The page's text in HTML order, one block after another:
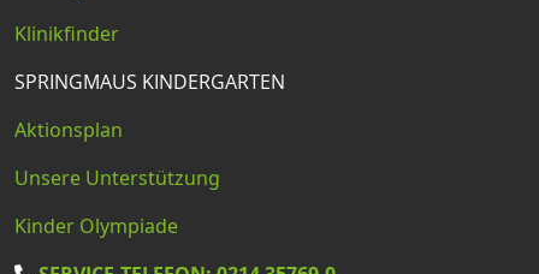
Klinikfinder
SPRINGMAUS KINDERGARTEN
Aktionsplan
Unsere Unterstützung
Kinder Olympiade